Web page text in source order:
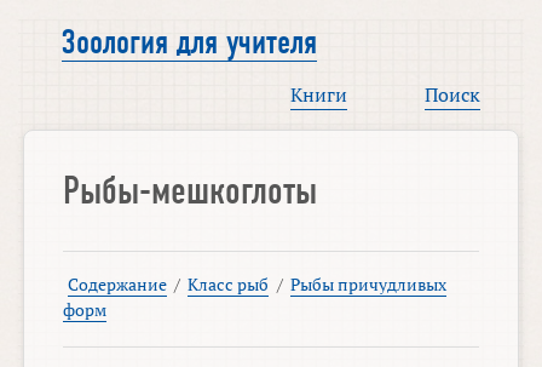
Зоология для учителя
Книги Поиск
Рыбы-мешкоглоты
Содержание / Класс рыб / Рыбы причудливых
форм